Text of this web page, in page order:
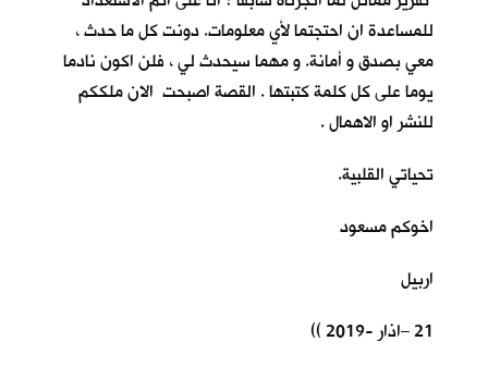
للمساعدة ان احتجتما لأي معلومات. دونت كل ما حدث ،
معي بصدق و أمانة. و مهما سيحدث لي ، فلن اكون نادما
يوما على كل كلمة كتبتها . القصة اصبحت الان ملككم
للنشر او الاهمال .
تحياتي القلبية.
اخوكم مسعود
اربيل
21 –اذار -2019 ))